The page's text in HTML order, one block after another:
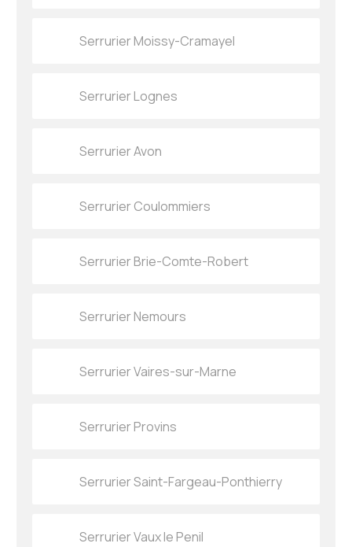
Serrurier Moissy-Cramayel
Serrurier Lognes
Serrurier Avon
Serrurier Coulommiers
Serrurier Brie-Comte-Robert
Serrurier Nemours
Serrurier Vaires-sur-Marne
Serrurier Provins
Serrurier Saint-Fargeau-Ponthierry
Serrurier Vaux le Penil